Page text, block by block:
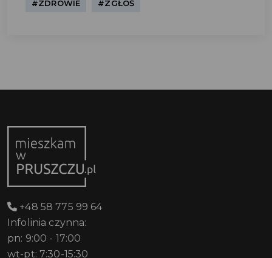
#ZDROWIE #ZGŁOŚ
+48 58 775 99 64
Infolinia czynna:
pn: 9:00 - 17:00
wt-pt: 7:30-15:30